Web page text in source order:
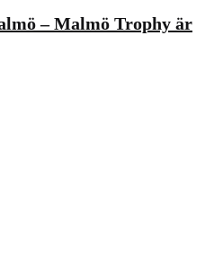
– Malmö Trophy är